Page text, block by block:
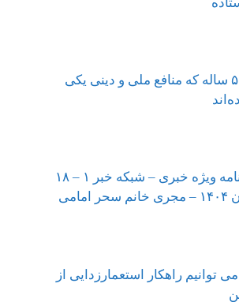
۵۰۰ ساله که منافع ملی و دینی یکی
برنامه ویژه خبری – شبکه خبر ۱ – ۱۸
امامی
توانیم راهکار استعمارزدایی از